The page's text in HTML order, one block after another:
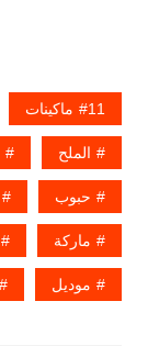
11ماكينات
الملح
حبوب
ماركة
موديل